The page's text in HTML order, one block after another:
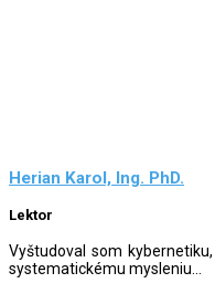
Herian Karol, Ing. PhD.
Lektor
Vyštudoval som
systematickému mysleniu...